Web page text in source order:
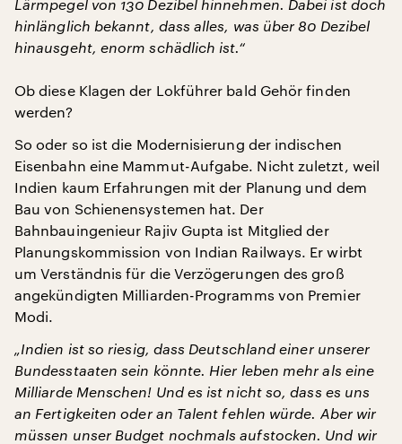
Lärmpegel von 130 Dezibel hinnehmen. Dabei ist doch
hinlänglich bekannt, dass alles, was über 80 Dezibel
hinausgeht, enorm schädlich ist.“
Ob diese Klagen der Lokführer bald Gehör finden
werden?
So oder so ist die Modernisierung der indischen
Eisenbahn eine Mammut-Aufgabe. Nicht zuletzt, weil
Indien kaum Erfahrungen mit der Planung und dem
Bau von Schienensystemen hat. Der
Bahnbauingenieur Rajiv Gupta ist Mitglied der
Planungskommission von Indian Railways. Er wirbt
um Verständnis für die Verzögerungen des groß
angekündigten Milliarden-Programms von Premier
Modi.
„Indien ist so riesig, dass Deutschland einer unserer
Bundesstaaten sein könnte. Hier leben mehr als eine
Milliarde Menschen! Und es ist nicht so, dass es uns
an Fertigkeiten oder an Talent fehlen würde. Aber wir
müssen unser Budget nochmals aufstocken. Und wir